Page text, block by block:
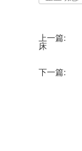
上一篇:
床
下一篇: